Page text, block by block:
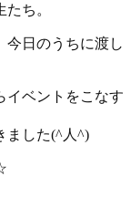
ち。
今日のうちに渡し
イベントをこなす
ました(^人^)